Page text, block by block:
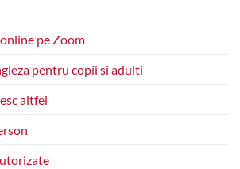
pe Zoom
pentru copii si adulti
altfel